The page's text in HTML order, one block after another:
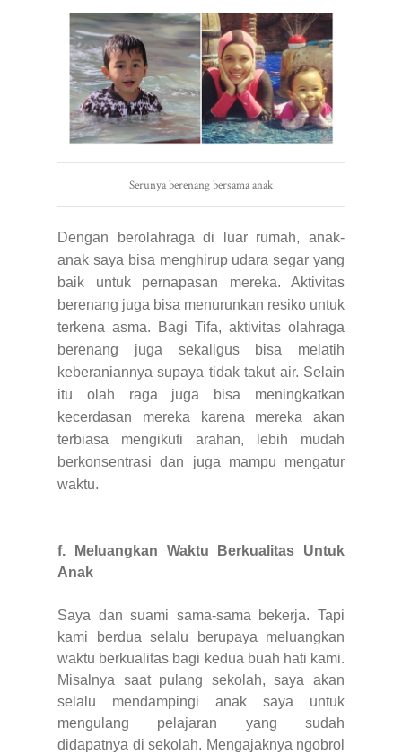
Serunya berenang bersama anak
Dengan berolahraga di luar rumah, anak-
anak saya bisa menghirup udara segar yang
baik untuk pernapasan mereka. Aktivitas
berenang juga bisa menurunkan resiko untuk
terkena asma. Bagi Tifa, aktivitas olahraga
berenang juga sekaligus bisa melatih
keberaniannya supaya tidak takut air. Selain
itu olah raga juga bisa meningkatkan
kecerdasan mereka karena mereka akan
terbiasa mengikuti arahan, lebih mudah
berkonsentrasi dan juga mampu mengatur
waktu.
f. Meluangkan Waktu Berkualitas Untuk
Anak
Saya dan suami sama-sama bekerja. Tapi
kami berdua selalu berupaya meluangkan
waktu berkualitas bagi kedua buah hati kami.
Misalnya saat pulang sekolah, saya akan
selalu mendampingi anak saya untuk
mengulang pelajaran yang sudah
didapatnya di sekolah. Mengajaknya ngobrol